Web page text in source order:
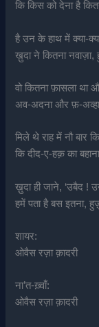
कि किस को देना है
है उन के हाथ में क्या-
ख़ुदा ने कितना
वो कितना फ़ासला था
अव-अदना और फ़-
मिले थे राह में नौ बार
कि दीद-ए-हक़ का
ख़ुदा ही जाने, ‘उबैद !
हमें पता है बस इतना,
शायर:
ओवैस रज़ा क़ादरी
ना’त-ख़्वाँ:
ओवैस रज़ा क़ादरी